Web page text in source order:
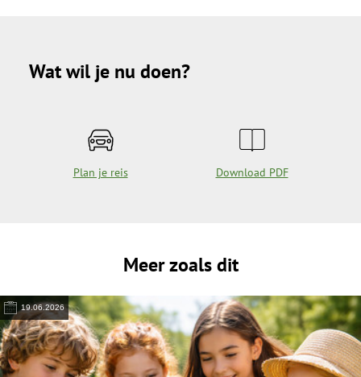
Wat wil je nu doen?
Plan je reis Download PDF
Meer zoals dit
19.06.2026